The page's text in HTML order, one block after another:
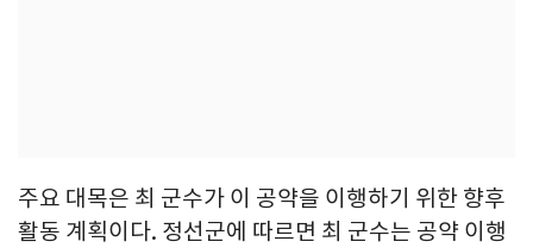
주요 대목은 최 군수가 이 공약을 이행하기 위한 향후
활동 계획이다. 정선군에 따르면 최 군수는 공약 이행